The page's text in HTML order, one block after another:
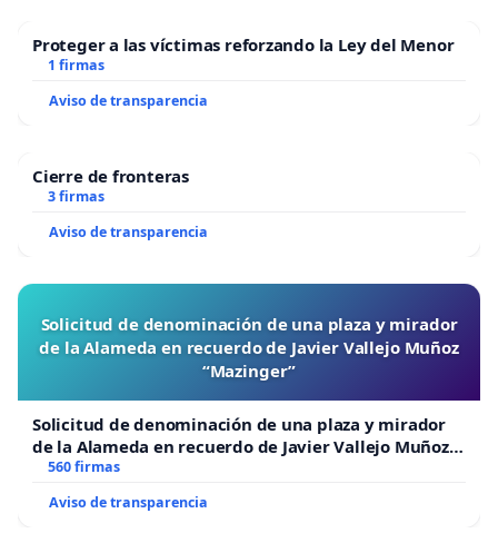
Proteger a las víctimas reforzando la Ley del Menor
1 firmas
Aviso de transparencia
Cierre de fronteras
3 firmas
Aviso de transparencia
Solicitud de denominación de una plaza y mirador
de la Alameda en recuerdo de Javier Vallejo Muñoz
“Mazinger”
Solicitud de denominación de una plaza y mirador
de la Alameda en recuerdo de Javier Vallejo Muñoz
“Mazinger”
560 firmas
Aviso de transparencia